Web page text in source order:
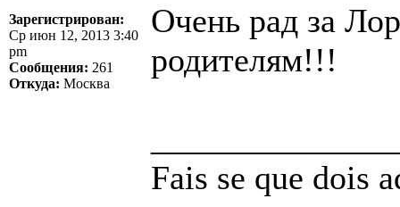
Зарегистрирован:
Ср июн 12, 2013 3:40
pm
Сообщения: 261
Откуда: Москва
Очень рад за
родителям!!!
Fais se que dois